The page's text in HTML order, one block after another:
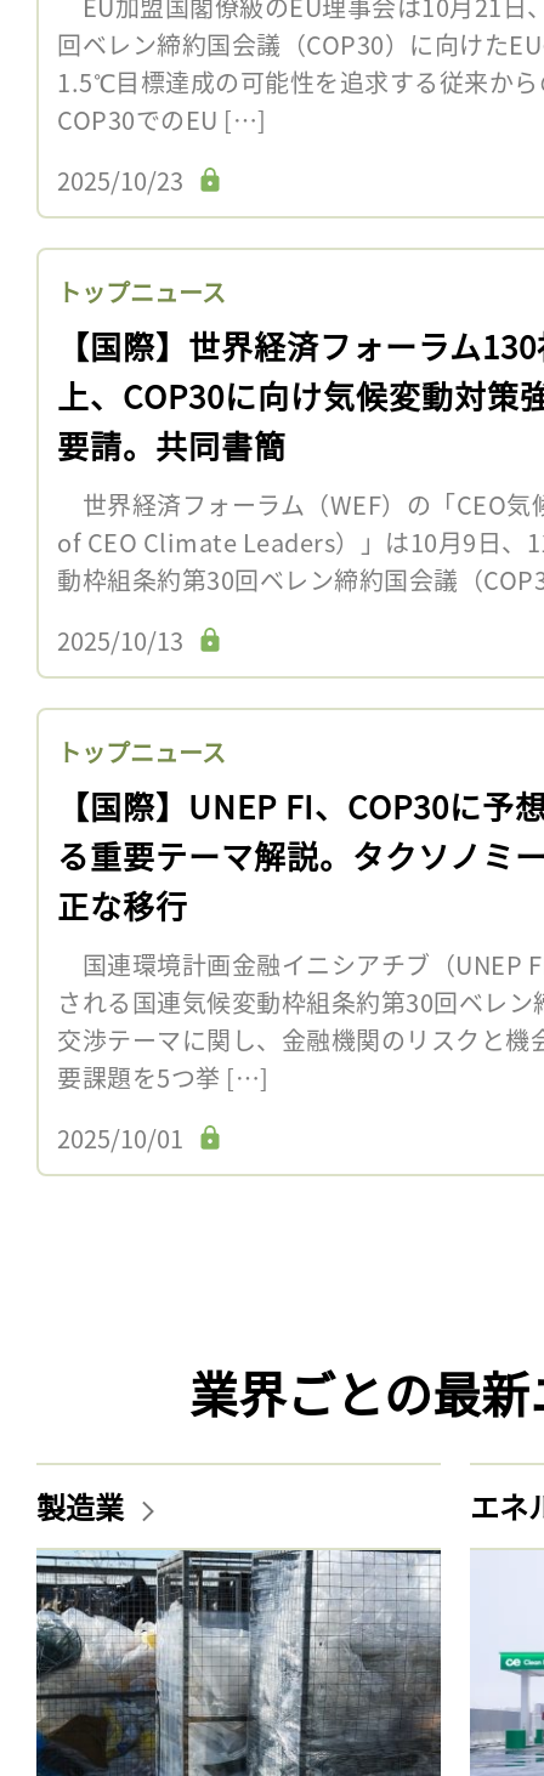
回ベレン締約国会議（COP30）に向けた
1.5℃目標達成の可能性を追求する従来か
COP30でのEU […]
2025/10/23
トップニュース
【国際】世界経済フォーラム
上、COP30に向け気候変動対策
要請。共同書簡
世界経済フォーラム（WEF）の「CEO
of CEO Climate Leaders）」は10月9日、
動枠組条約第30回ベレン締約国会議（
2025/10/13
トップニュース
【国際】UNEP FI、COP30に予
る重要テーマ解説。タクソノミ
正な移行
国連環境計画金融イニシアチブ（UNEP
される国連気候変動枠組条約第30回ベレ
交渉テーマに関し、金融機関のリスクと
要課題を5つ挙 […]
2025/10/01
業界ごとの最
製造業 エネ